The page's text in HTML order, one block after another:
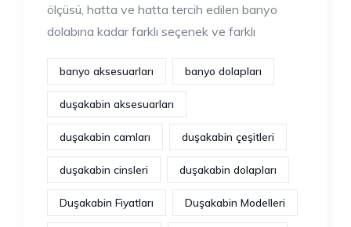
ölçüsü, hatta ve hatta tercih edilen banyo
dolabına kadar farklı seçenek ve farklı
banyo aksesuarları banyo dolapları
duşakabin aksesuarları
duşakabin camları duşakabin çeşitleri
duşakabin cinsleri duşakabin dolapları
Duşakabin Fiyatları Duşakabin Modelleri